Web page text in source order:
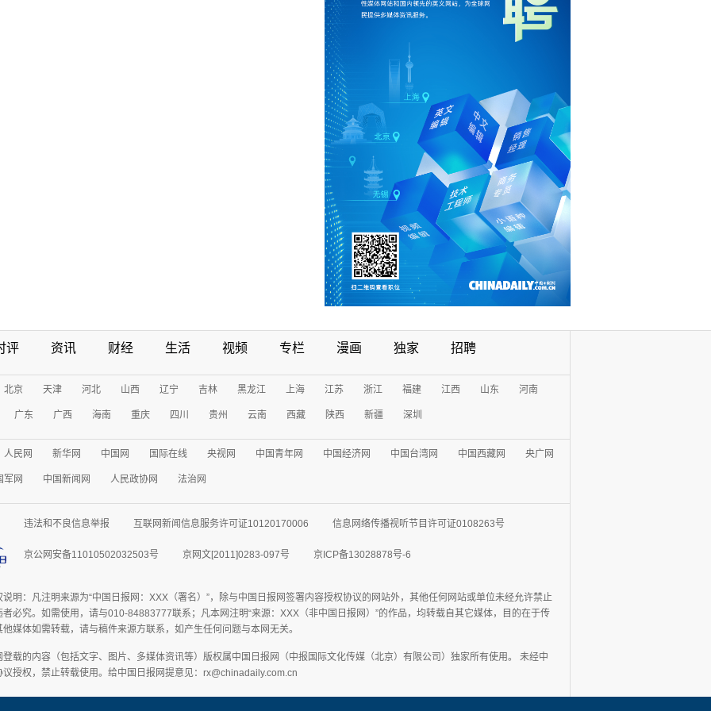
评 资讯 财经 生活 视频 专栏 漫画 独家 招聘
北京 天津 河北 山西 辽宁 吉林 黑龙江 上海 江苏 浙江 福建 江西 山东 河南
广东 广西 海南 重庆 四川 贵州 云南 西藏 陕西 新疆 深圳
人民网 新华网 中国网 国际在线 央视网 中国青年网 中国经济网 中国台湾网 中国西藏网 央广网
军网 中国新闻网 人民政协网 法治网
违法和不良信息举报 互联网新闻信息服务许可证10120170006 信息网络传播视听节目许可证0108263号
京公网安备11010502032503号 京网文[2011]0283-097号 京ICP备13028878号-6
明：凡注明来源为“中国日报网：XXX（署名）”，除与中国日报网签署内容授权协议的网站外，其他任何网站或单位未经允许禁止
必究。如需使用，请与010-84883777联系；凡本网注明“来源：XXX（非中国日报网）”的作品，均转载自其它媒体，目的在于传
媒体如需转载，请与稿件来源方联系，如产生任何问题与本网无关。
载的内容（包括文字、图片、多媒体资讯等）版权属中国日报网（中报国际文化传媒（北京）有限公司）独家所有使用。 未经中
议授权，禁止转载使用。给中国日报网提意见：rx@chinadaily.com.cn